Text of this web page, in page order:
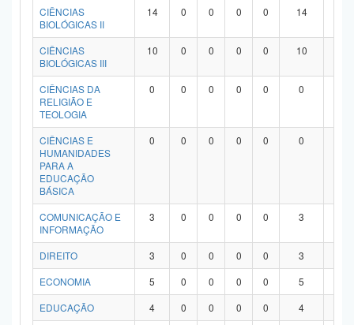
CIÊNCIAS
BIOLÓGICAS II
14 0 0 0 0 14
CIÊNCIAS
BIOLÓGICAS III
10 0 0 0 0 10
CIÊNCIAS DA
RELIGIÃO E
TEOLOGIA
0 0 0 0 0 0
CIÊNCIAS E
HUMANIDADES
PARA A
EDUCAÇÃO
BÁSICA
0 0 0 0 0 0
COMUNICAÇÃO E
INFORMAÇÃO
3 0 0 0 0 3
DIREITO 3 0 0 0 0 3
ECONOMIA
5 0 0 0 0 5
EDUCAÇÃO
4 0 0 0 0 4